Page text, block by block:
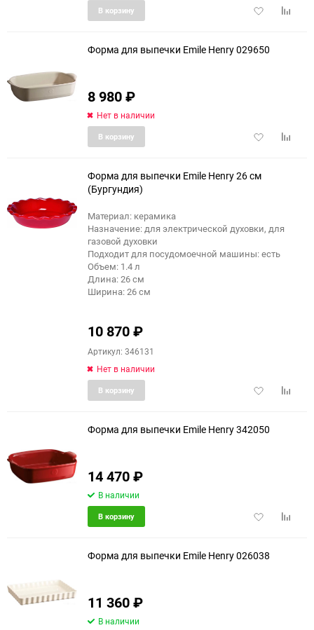
Добавить
В корзину
Форма для выпечки Emile Henry 029650
8 980₽
Нет в наличии
Добавить
В корзину
Форма для выпечки Emile Henry 26 см
(Бургундия)
Материал: керамика
Назначение: для электрической духовки, для
газовой духовки
Подходит для посудомоечной машины: есть
Объем: 1.4 л
Длина: 26 см
Ширина: 26 см
10 870₽
Артикул: 346131
Нет в наличии
Добавить
В корзину
Форма для выпечки Emile Henry 342050
14 470₽
В наличии
Добавить
В корзину
Форма для выпечки Emile Henry 026038
11 360₽
В наличии